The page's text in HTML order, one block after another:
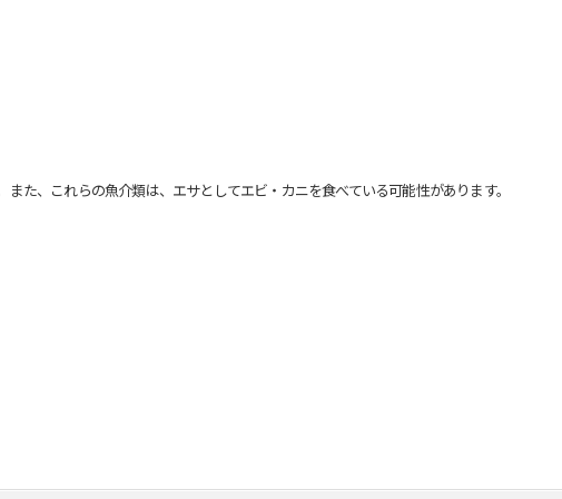
た、これらの魚介類は、エサとしてエビ・カニを食べている可能性があります。